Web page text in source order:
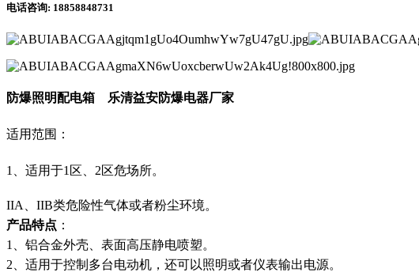
电话咨询: 18858848731
防爆照明配电箱 乐清益安防爆电器厂家
适用范围：
1、适用于1区、2区危场所。
IIA、IIB类危险性气体或者粉尘环境。
产品特点 ：
1、铝合金外壳、表面高压静电喷塑。
2、适用于控制多台电动机，还可以照明或者仪表输出电源。